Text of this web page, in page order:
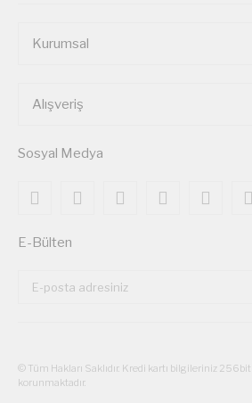
Kurumsal
Alışveriş
Sosyal Medya
E-Bülten
© Tüm Hakları Saklıdır. Kredi kartı bilgileriniz
korunmaktadır.